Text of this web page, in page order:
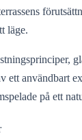
läge.
ett användbart
på ett